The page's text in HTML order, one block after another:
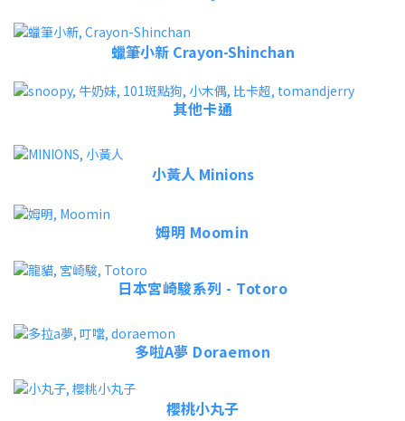
蠟筆小新 Crayon-Shinchan
其他卡通
小黃人 Minions
姆明 Moomin
日本宮崎駿系列 - Totoro
多啦A夢 Doraemon
櫻桃小丸子